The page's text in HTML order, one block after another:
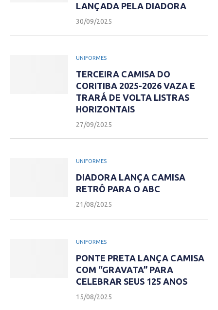
LANÇADA PELA DIADORA
30/09/2025
UNIFORMES
TERCEIRA CAMISA DO
CORITIBA 2025-2026 VAZA E
TRARÁ DE VOLTA LISTRAS
HORIZONTAIS
27/09/2025
UNIFORMES
DIADORA LANÇA CAMISA
RETRÔ PARA O ABC
21/08/2025
UNIFORMES
PONTE PRETA LANÇA CAMISA
COM “GRAVATA” PARA
CELEBRAR SEUS 125 ANOS
15/08/2025